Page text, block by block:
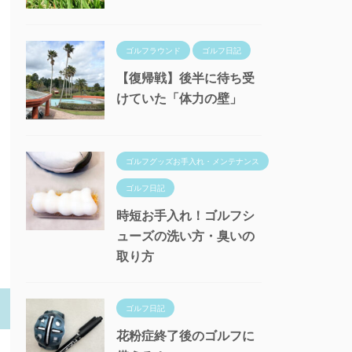
ゴルフラウンド ゴルフ日記
【復帰戦】後半に待ち受
けていた「体力の壁」
ゴルフグッズお手入れ・メンテナンス
ゴルフ日記
時短お手入れ！ゴルフシ
ューズの洗い方・臭いの
取り方
ゴルフ日記
花粉症終了後のゴルフに